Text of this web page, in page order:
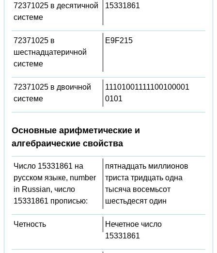
72371025 в десятичной
системе
15331861
72371025 в
шестнадцатеричной
системе
E9F215
72371025 в двоичной
системе
11101001111100100001
0101
Основные арифметические и
алгебраические свойства
Число 15331861 на
русском языке, number
in Russian, число
15331861 прописью:
пятнадцать миллионов
триста тридцать одна
тысяча восемьсот
шестьдесят один
Четность
Нечетное число
15331861